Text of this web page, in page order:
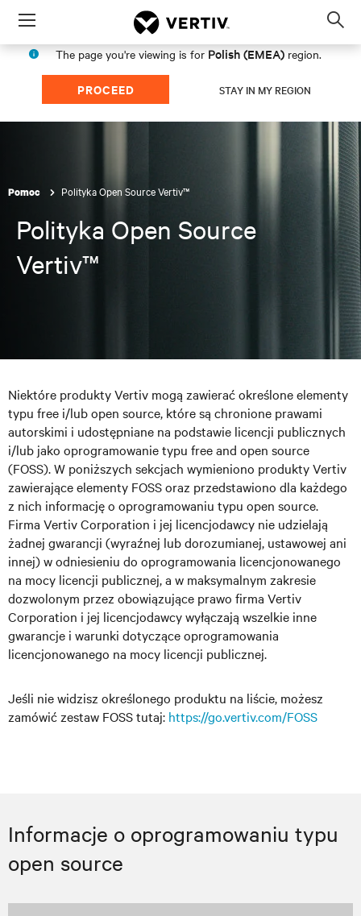
Menu
The page you're viewing is for Polish (EMEA) region.
PROCEED STAY IN MY REGION
Pomoc Polityka Open Source Vertiv™
Polityka Open Source
Vertiv™
Niektóre produkty Vertiv mogą zawierać określone elementy
typu free i/lub open source, które są chronione prawami
autorskimi i udostępniane na podstawie licencji publicznych
i/lub jako oprogramowanie typu free and open source
(FOSS). W poniższych sekcjach wymieniono produkty Vertiv
zawierające elementy FOSS oraz przedstawiono dla każdego
z nich informację o oprogramowaniu typu open source.
Firma Vertiv Corporation i jej licencjodawcy nie udzielają
żadnej gwarancji (wyraźnej lub dorozumianej, ustawowej ani
innej) w odniesieniu do oprogramowania licencjonowanego
na mocy licencji publicznej, a w maksymalnym zakresie
dozwolonym przez obowiązujące prawo firma Vertiv
Corporation i jej licencjodawcy wyłączają wszelkie inne
gwarancje i warunki dotyczące oprogramowania
licencjonowanego na mocy licencji publicznej.
Jeśli nie widzisz określonego produktu na liście, możesz
zamówić zestaw FOSS tutaj: https://go.vertiv.com/FOSS
Informacje o oprogramowaniu typu
open source